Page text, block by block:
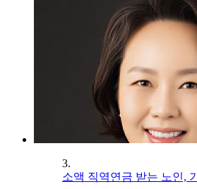
3.
소액 직역연금 받는 노인,